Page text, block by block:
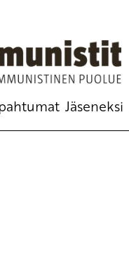
Jäseneksi
,Yrjö Hakanen